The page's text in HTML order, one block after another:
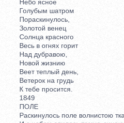
Небо ясное
Голубым шатром
Пораскинулось,
Золотой венец
Солнца красного
Весь в огнях горит
Над дубравою,
Новой жизнию
Веет теплый день,
Ветерок на грудь
К тебе просится.
1849
ПОЛЕ
Раскинулось поле волнистою